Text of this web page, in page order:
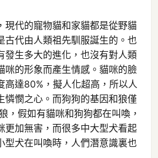
現代的寵物貓和家貓都是從野貓
古代由人類祖先馴服誕生的。也
發生多大的進化，也沒有對人類
咪的形象而產生情感。貓咪的臉
高達80%，擬人化超高，所以人
憐憫之心。而狗狗的基因和狼僅
，假如有貓咪和狗狗都在叫喚，
更加無害，而很多中大型犬看起
型犬在叫喚時，人們潛意識裏也